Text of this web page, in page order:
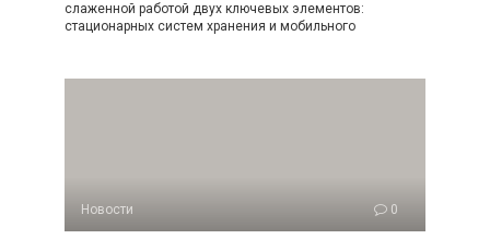
слаженной работой двух ключевых элементов:
стационарных систем хранения и мобильного
Новости 0